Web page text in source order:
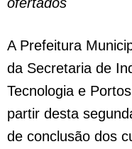
A Prefeitura
da Secretaria de
Tecnologia e
partir desta
de conclusão dos